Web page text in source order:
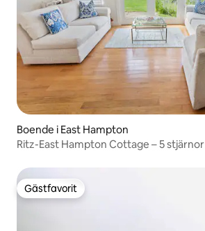
Boende i East Hampton
Ritz-East Hampton Cottage – 5 stjärnor
Gästfavorit
Gästfavorit